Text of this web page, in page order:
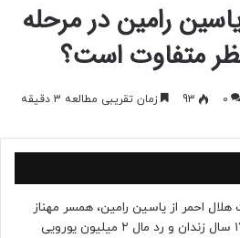
رامین در مرحله
متفاوت است؟
0
93 زمان تقریبی مطالعه 3 دقیقه
احمر از یاسین رامین، همسر مهناز
افشار( که در دادگاه بدوی به ۱۷ سال زندان و رد مال ۲ میلیون یورویی